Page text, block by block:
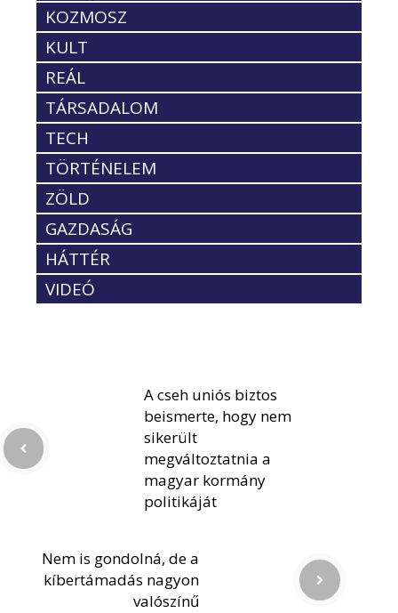
KOZMOSZ
KULT
REÁL
TÁRSADALOM
TECH
TÖRTÉNELEM
ZÖLD
GAZDASÁG
HÁTTÉR
VIDEÓ
A cseh uniós biztos
beismerte, hogy nem
sikerült
megváltoztatnia a
magyar kormány
politikáját
Nem is gondolná, de a
kíbertámadás nagyon
valószínű